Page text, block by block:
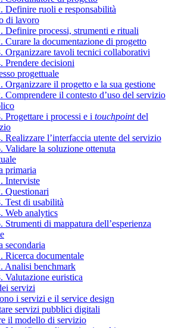
Definire ruoli e responsabilità
di lavoro
Definire processi, strumenti e rituali
Curare la documentazione di progetto
Organizzare tavoli tecnici collaborativi
Prendere decisioni
progettuale
Organizzare il progetto e la sua gestione
Comprendere il contesto d’uso del servizio
Progettare i processi e i touchpointdel
Realizzare l’interfaccia utente del servizio
Validare la soluzione ottenuta
primaria
Interviste
Questionari
Test di usabilità
Web analytics
Strumenti di mappatura dell’esperienza
secondaria
Ricerca documentale
Analisi benchmark
Valutazione euristica
servizi
i servizi e il service design
servizi pubblici digitali
il modello di servizio